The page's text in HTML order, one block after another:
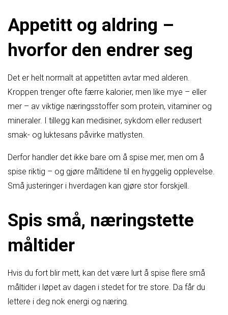
Appetitt og aldring –
hvorfor den endrer seg
Det er helt normalt at appetitten avtar med alderen.
Kroppen trenger ofte færre kalorier, men like mye – eller
mer – av viktige næringsstoffer som protein, vitaminer og
mineraler. I tillegg kan medisiner, sykdom eller redusert
smak- og luktesans påvirke matlysten.
Derfor handler det ikke bare om å spise mer, men om å
spise riktig – og gjøre måltidene til en hyggelig opplevelse.
Små justeringer i hverdagen kan gjøre stor forskjell.
Spis små, næringstette
måltider
Hvis du fort blir mett, kan det være lurt å spise flere små
måltider i løpet av dagen i stedet for tre store. Da får du
lettere i deg nok energi og næring.